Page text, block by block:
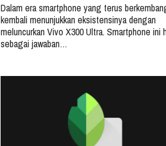
Dalam era smartphone yang terus
kembali menunjukkan eksistensinya dengan
meluncurkan Vivo X300 Ultra. Smartphone ini
sebagai jawaban…